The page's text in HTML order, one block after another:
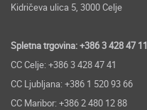
Kidričeva ulica 5, 3000 Celje
Spletna trgovina: +386 3 428 47 11
CC Celje: +386 3 428 47 41
CC Ljubljana: +386 1 520 93 66
CC Maribor: +386 2 480 12 88